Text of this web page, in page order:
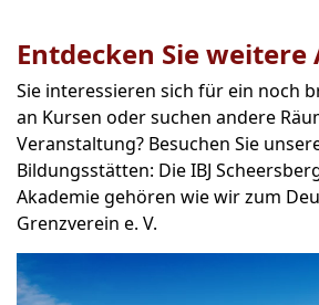
Entdecken Sie weitere
Sie interessieren sich für ein noch
an Kursen oder suchen andere
Veranstaltung? Besuchen Sie
Bildungsstätten: Die IBJ
Akademie gehören wie wir zum
Grenzverein e. V.